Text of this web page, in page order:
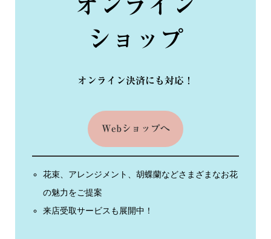
ショップ
オンライン決済にも対応！
Webショップへ
花束、アレンジメント、胡蝶蘭などさまざまなお花
の魅力をご提案
来店受取サービスも展開中！